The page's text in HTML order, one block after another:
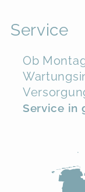
Service
Ob
Service in